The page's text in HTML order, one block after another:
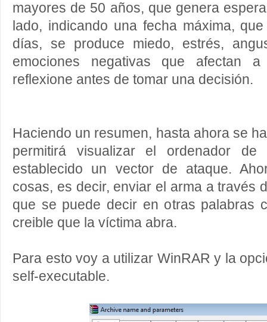
mayores de 50 años, que genera
lado, indicando una fecha máxima,
días, se produce miedo, estrés,
emociones negativas que afectan
reflexione antes de tomar una decisión.
Haciendo un resumen, hasta ahora se
permitirá visualizar el ordenador
establecido un vector de ataque.
cosas, es decir, enviar el arma a través
que se puede decir en otras palabras
creible que la víctima abra.
Para esto voy a utilizar WinRAR y la
self-executable.